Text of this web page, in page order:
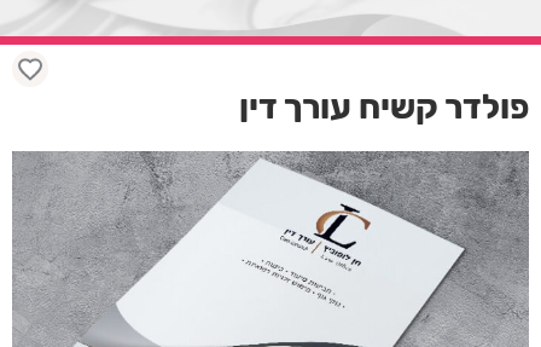
פולדר קשיח עורך דין